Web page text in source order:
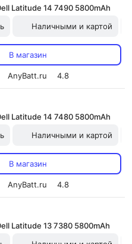
Latitude 14 7490 5800mAh
Наличными и картой
В магазин
AnyBatt.ru 4.8
Latitude 14 7480 5800mAh
Наличными и картой
В магазин
AnyBatt.ru 4.8
Latitude 13 7380 5800mAh